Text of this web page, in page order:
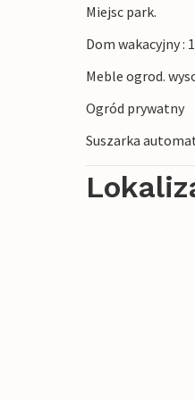
latem oferuje
i łowienia
zabrać ze
odkryć
lokalnej
Czekamy na
Miejsc park.
Dom wakacyjny :
Meble ogrod.
Ogród prywatny
Suszarka